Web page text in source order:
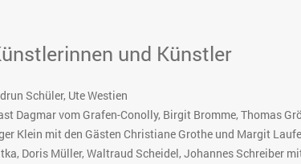
und Künstler
Schüler, Ute Westien
Dagmar vom Grafen-Conolly, Birgit Bromme, Thomas
Klein mit den Gästen Christiane Grothe und Margit
Doris Müller, Waltraud Scheidel, Johannes Schreiber